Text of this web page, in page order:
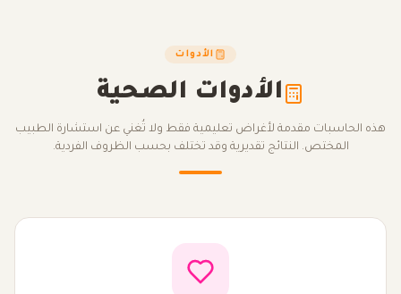
الأدوات
الأدوات الصحية
هذه الحاسبات مقدمة لأغراض تعليمية فقط ولا تُغني عن استشارة الطبيب
المختص. النتائج تقديرية وقد تختلف بحسب الظروف الفردية.